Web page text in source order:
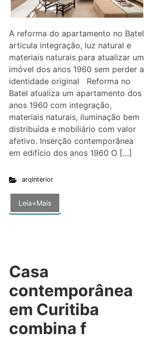
A reforma do apartamento no Batel
articula integração, luz natural e
materiais naturais para atualizar um
imóvel dos anos 1960 sem perder a
identidade original Reforma no
Batel atualiza um apartamento dos
anos 1960 com integração,
materiais naturais, iluminação bem
distribuída e mobiliário com valor
afetivo. Inserção contemporânea
em edifício dos anos 1960 O […]
arqInterior
Leia+Mais
Casa
contemporânea
em Curitiba
combina f